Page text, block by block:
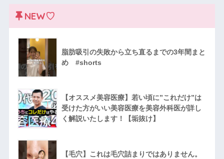
NEW♡
脂肪吸引の失敗から立ち直るまでの3年間まと
め #shorts
【オススメ美容医療】若い頃に”これだけ”は
受けた方がいい美容医療を美容外科医が詳し
く解説いたします！【垢抜け】
【毛穴】これは毛穴詰まりではありません。